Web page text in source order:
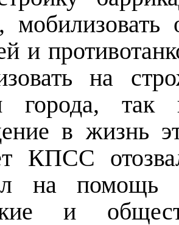
и
на
города,
в жизнь
КПСС
на помощь
и